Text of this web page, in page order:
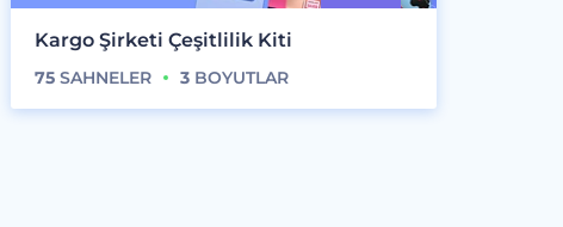
Kargo Şirketi Çeşitlilik Kiti
75SAHNELER 3BOYUTLAR